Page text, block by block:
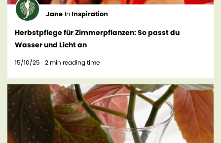
Jane InInspiration
Herbstpflege für Zimmerpflanzen: So passt du
Wasser und Licht an
15/10/25 2 min reading time